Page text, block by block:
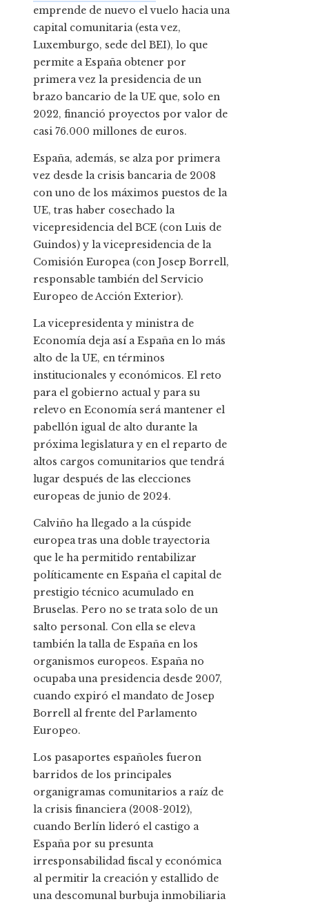
emprende de nuevo el vuelo hacia una
capital comunitaria (esta vez,
Luxemburgo, sede del BEI), lo que
permite a España obtener por
primera vez la presidencia de un
brazo bancario de la UE que, solo en
2022, financió proyectos por valor de
casi 76.000 millones de euros.
España, además, se alza por primera
vez desde la crisis bancaria de 2008
con uno de los máximos puestos de la
UE, tras haber cosechado la
vicepresidencia del BCE (con Luis de
Guindos) y la vicepresidencia de la
Comisión Europea (con Josep Borrell,
responsable también del Servicio
Europeo de Acción Exterior).
La vicepresidenta y ministra de
Economía deja así a España en lo más
alto de la UE, en términos
institucionales y económicos. El reto
para el gobierno actual y para su
relevo en Economía será mantener el
pabellón igual de alto durante la
próxima legislatura y en el reparto de
altos cargos comunitarios que tendrá
lugar después de las elecciones
europeas de junio de 2024.
Calviño ha llegado a la cúspide
europea tras una doble trayectoria
que le ha permitido rentabilizar
políticamente en España el capital de
prestigio técnico acumulado en
Bruselas. Pero no se trata solo de un
salto personal. Con ella se eleva
también la talla de España en los
organismos europeos. España no
ocupaba una presidencia desde 2007,
cuando expiró el mandato de Josep
Borrell al frente del Parlamento
Europeo.
Los pasaportes españoles fueron
barridos de los principales
organigramas comunitarios a raíz de
la crisis financiera (2008-2012),
cuando Berlín lideró el castigo a
España por su presunta
irresponsabilidad fiscal y económica
al permitir la creación y estallido de
una descomunal burbuja inmobiliaria